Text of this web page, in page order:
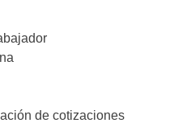
de cotizaciones